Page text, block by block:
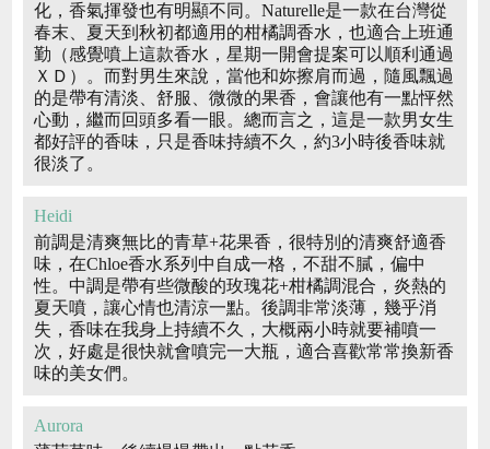
化，香氣揮發也有明顯不同。Naturelle是一款在台灣從
春末、夏天到秋初都適用的柑橘調香水，也適合上班通
勤（感覺噴上這款香水，星期一開會提案可以順利通過
ＸＤ）。而對男生來說，當他和妳擦肩而過，隨風飄過
的是帶有清淡、舒服、微微的果香，會讓他有一點怦然
心動，繼而回頭多看一眼。總而言之，這是一款男女生
都好評的香味，只是香味持續不久，約3小時後香味就
很淡了。
Heidi
前調是清爽無比的青草+花果香，很特別的清爽舒適香
味，在Chloe香水系列中自成一格，不甜不膩，偏中
性。中調是帶有些微酸的玫瑰花+柑橘調混合，炎熱的
夏天噴，讓心情也清涼一點。後調非常淡薄，幾乎消
失，香味在我身上持續不久，大概兩小時就要補噴一
次，好處是很快就會噴完一大瓶，適合喜歡常常換新香
味的美女們。
Aurora